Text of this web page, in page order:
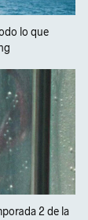
lo que
2 de la